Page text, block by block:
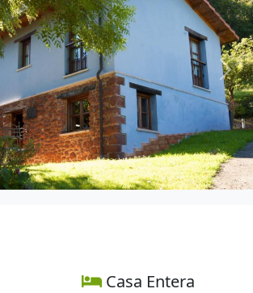
Casa Entera